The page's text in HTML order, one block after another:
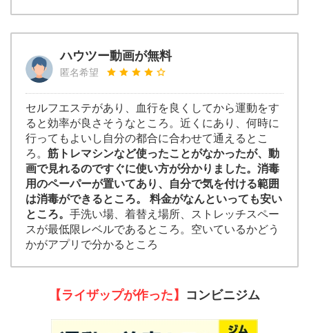
ハウツー動画が無料
匿名希望
セルフエステがあり、血行を良くしてから運動をす
ると効率が良さそうなところ。近くにあり、何時に
行ってもよいし自分の都合に合わせて通えるとこ
ろ。 筋トレマシンなど使ったことがなかったが、動
画で見れるのですぐに使い方が分かりました。消毒
用のペーパーが置いてあり、自分で気を付ける範囲
は消毒ができるところ。 料金がなんといっても安い
ところ。 手洗い場、着替え場所、ストレッチスペー
スが最低限レベルであるところ。空いているかどう
かがアプリで分かるところ
【ライザップが作った】 コンビニジム